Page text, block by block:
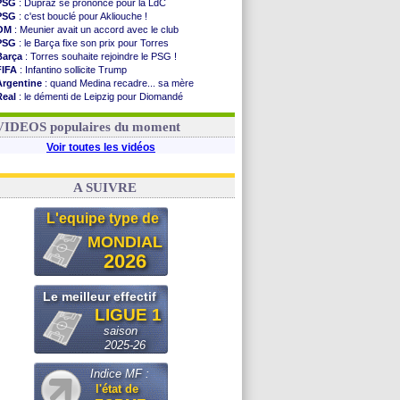
: Dupraz se prononce pour la LdC
: c'est bouclé pour Akliouche !
: Meunier avait un accord avec le club
: le Barça fixe son prix pour Torres
: Torres souhaite rejoindre le PSG !
: Infantino sollicite Trump
: quand Medina recadre... sa mère
: le démenti de Leipzig pour Diomandé
: le conseiller d'Infantino démissionne !
populaires du moment
Voir toutes les vidéos
A SUIVRE
L'equipe type de
MONDIAL
2026
Le meilleur effectif
LIGUE 1
saison
2025-26
Indice MF :
l'état de